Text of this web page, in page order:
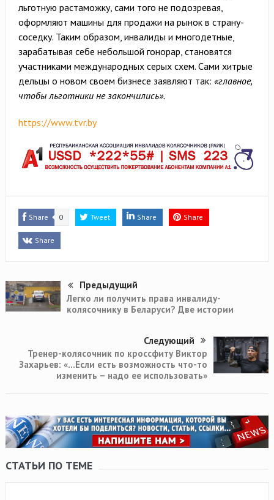
льготную растаможку, сами того не подозревая,
оформляют машины для продажи на рынок в страну-
соседку. Таким образом, инвалиды и многодетные,
зарабатывая себе небольшой гонорар, становятся
участниками международных серых схем. Сами хитрые
дельцы о новом своем бизнесе заявляют так: «главное,
чтобы льготники не закончились».
https://www.tvr.by
Share 0 Tweet Share Share
Share
Предыдущий
Легко ли получить права инвалиду-
колясочнику в Беларуси? Две истории
Следующий
Тренер-колясочник по кроссфиту Виктор
Захарьев: «…Если есть возможность что-то
изменить – надо ее использовать»
СТАТЬИ ПО ТЕМЕ